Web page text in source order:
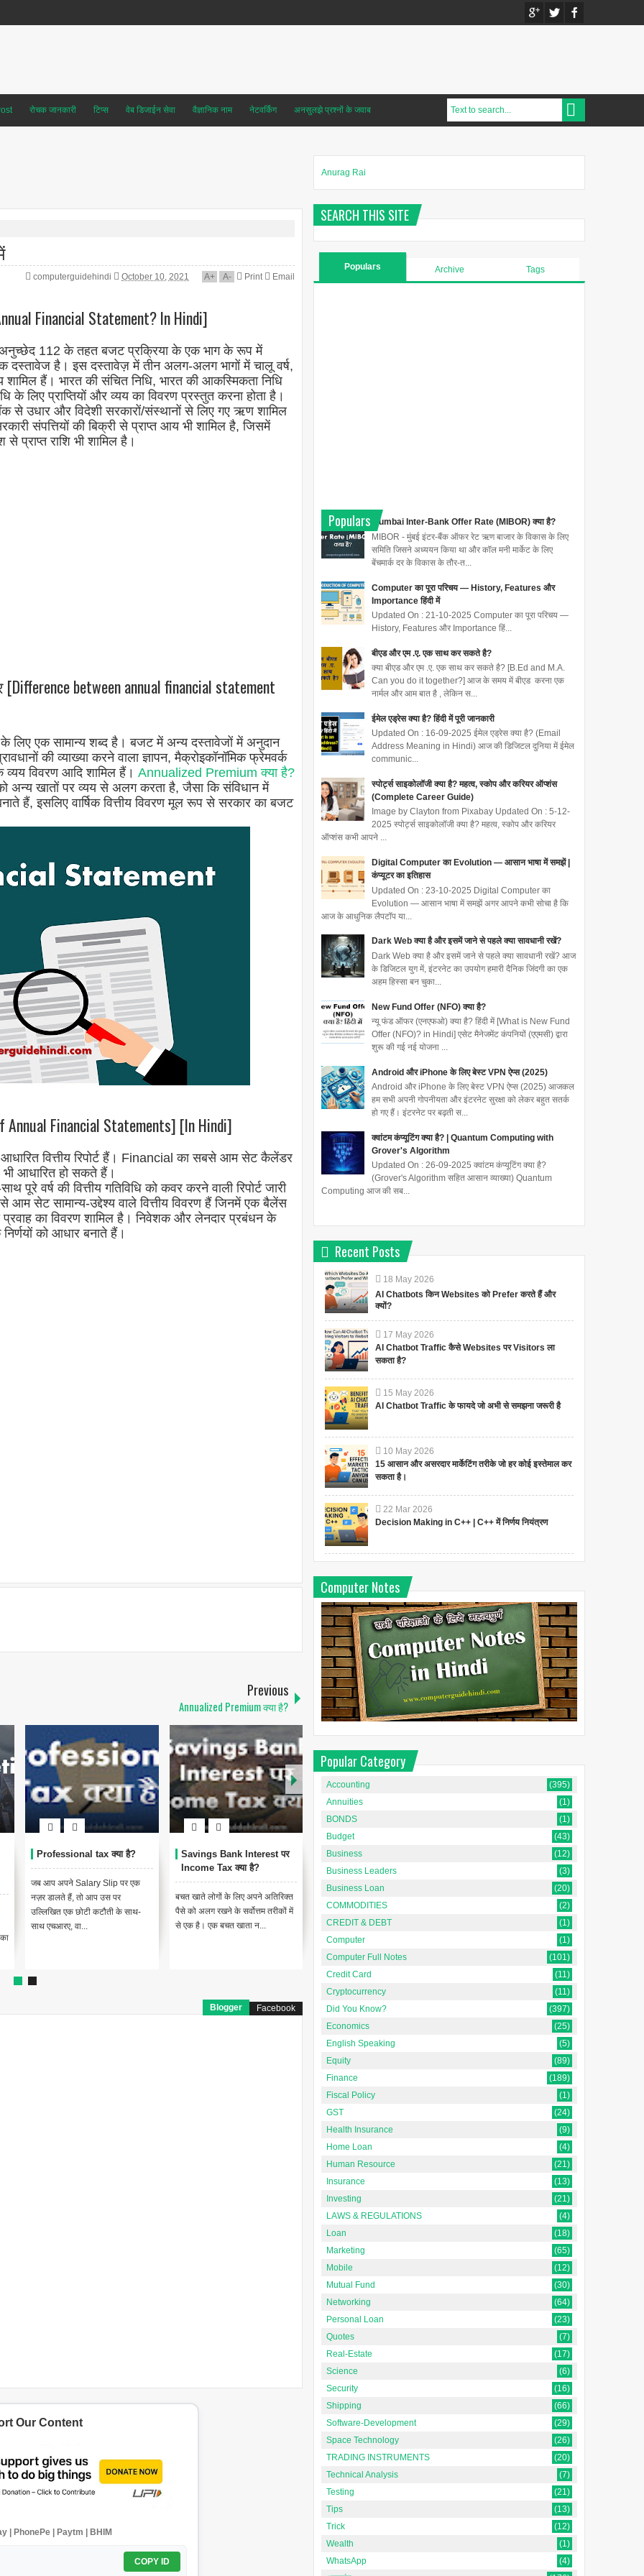
रोचक जानकारी टिप्स वेब डिजाईन सेवा वैज्ञानिक नाम नेटवर्किंग अनसुलझे प्रश्नों के जवाब
computerguidehindi October 10, 2021 A+ A- Print Email
Financial Statement? In Hindi]
112 के तहत बजट प्रक्रिया के एक भाग के रूप में
दस्तावेज है। इस दस्तावेज़ में तीन अलग-अलग भागों में चालू वर्ष,
शामिल हैं। भारत की संचित निधि, भारत की आकस्मिकता निधि
लिए प्राप्तियों और व्यय का विवरण प्रस्तुत करना होता है।
बैंक से उधार और विदेशी सरकारों/संस्थानों से लिए गए ऋण शामिल
संपत्तियों की बिक्री से प्राप्त आय भी शामिल है, जिसमें
प्राप्त राशि भी शामिल है।
between annual financial statement
के लिए एक सामान्य शब्द है। बजट में अन्य दस्तावेजों में अनुदान
की व्याख्या करने वाला ज्ञापन, मैक्रोइकॉनॉमिक फ्रेमवर्क
व्यय विवरण आदि शामिल हैं। Annualized Premium क्या है?
खातों पर व्यय से अलग करता है, जैसा कि संविधान में
हैं, इसलिए वार्षिक वित्तीय विवरण मूल रूप से सरकार का बजट
Annual Financial Statements] [In Hindi]
आधारित वित्तीय रिपोर्ट हैं। Financial का सबसे आम सेट कैलेंडर
भी आधारित हो सकते हैं।
वर्ष की वित्तीय गतिविधि को कवर करने वाली रिपोर्ट जारी
आम सेट सामान्य-उद्देश्य वाले वित्तीय विवरण हैं जिनमें एक बैलेंस
का विवरण शामिल है। निवेशक और लेनदार प्रबंधन के
को आधार बनाते हैं।
Previous
Annualized Premium क्या है?
में
Senior Citizens के Tax
Exemption लिये क्या है?
ऐसे कई तरीके हैं जिनसे एक वरिष्ठ
नागरिक अपनी आय अर्जित कर सकता
है। यह या तो पेंशन, बचत पर ब्याज,
Pensioners के लिए Income
tax क्या है?
Pensioner एक सेवानिवृत्त व्यक्ति है जो
अपना जीवन जीता है और अपने दिन-
प्रतिदिन के खर्चों को उसके द्वा...
Blogger Facebook
Our Content
| PhonePe | Paytm | BHIM
COPY ID
Anurag Rai
SEARCH THIS SITE
Populars Archive Tags
Populars
Mumbai Inter-Bank Offer Rate (MIBOR) क्या है?
MIBOR - मुंबई इंटर-बैंक ऑफर रेट ऋण बाजार के विकास के लिए
समिति जिसने अध्ययन किया था और कॉल मनी मार्केट के लिए
बेंचमार्क दर के विकास के तौर-त...
Computer का पूरा परिचय — History, Features और
Importance हिंदी में
Updated On : 21-10-2025 Computer का पूरा परिचय —
History, Features और Importance हिं...
बीएड और एम .ए. एक साथ कर सकते है?
क्या बीएड और एम .ए. एक साथ कर सकते है? [B.Ed and M.A.
Can you do it together?] आज के समय में बीएड करना एक
नार्मल और आम बात है , लेकिन स...
ईमेल एड्रेस क्या है? हिंदी में पूरी जानकारी
Updated On : 16-09-2025 ईमेल एड्रेस क्या है? (Email
Address Meaning in Hindi) आज की डिजिटल दुनिया में ईमेल
communic...
स्पोर्ट्स साइकोलॉजी क्या है? महत्व, स्कोप और करियर ऑप्शंस
(Complete Career Guide)
Image by Clayton from Pixabay Updated On : 5-12-
2025 स्पोर्ट्स साइकोलॉजी क्या है? महत्व, स्कोप और करियर
ऑप्शंस कभी आपने ...
Digital Computer का Evolution — आसान भाषा में समझें |
कंप्यूटर का इतिहास
Updated On : 23-10-2025 Digital Computer का
Evolution — आसान भाषा में समझें अगर आपने कभी सोचा है कि
आज के आधुनिक लैपटॉप या...
Dark Web क्या है और इसमें जाने से पहले क्या सावधानी रखें?
Dark Web क्या है और इसमें जाने से पहले क्या सावधानी रखें? आज
के डिजिटल युग में, इंटरनेट का उपयोग हमारी दैनिक जिंदगी का एक
अहम हिस्सा बन चुका...
New Fund Offer (NFO) क्या है?
न्यू फंड ऑफर (एनएफओ) क्या है? हिंदी में [What is New Fund
Offer (NFO)? in Hindi] एसेट मैनेजमेंट कंपनियों (एएमसी) द्वारा
शुरू की गई नई योजना ...
Android और iPhone के लिए बेस्ट VPN ऐप्स (2025)
Android और iPhone के लिए बेस्ट VPN ऐप्स (2025) आजकल
हम सभी अपनी गोपनीयता और इंटरनेट सुरक्षा को लेकर बहुत सतर्क
हो गए हैं। इंटरनेट पर बढ़ती स...
क्वांटम कंप्यूटिंग क्या है? | Quantum Computing with
Grover's Algorithm
Updated On : 26-09-2025 क्वांटम कंप्यूटिंग क्या है?
(Grover's Algorithm सहित आसान व्याख्या) Quantum
Computing आज की सब...
Recent Posts
18 May 2026
AI Chatbots किन Websites को Prefer करते हैं और
क्यों?
17 May 2026
AI Chatbot Traffic कैसे Websites पर Visitors ला
सकता है?
15 May 2026
AI Chatbot Traffic के फायदे जो अभी से समझना जरूरी है
10 May 2026
15 आसान और असरदार मार्केटिंग तरीके जो हर कोई इस्तेमाल कर
सकता है।
22 Mar 2026
Decision Making in C++ | C++ में निर्णय नियंत्रण
Computer Notes
Popular Category
Accounting
(395)
Annuities
(1)
BONDS
(1)
Budget
(43)
Business
(12)
Business Leaders
(3)
Business Loan
(20)
COMMODITIES
(2)
CREDIT & DEBT
(1)
Computer
(1)
Computer Full Notes
(101)
Credit Card
(11)
Cryptocurrency
(11)
Did You Know?
(397)
Economics
(25)
English Speaking
(5)
Equity
(89)
Finance
(189)
Fiscal Policy
(1)
GST
(24)
Health Insurance
(9)
Home Loan
(4)
Human Resource
(21)
Insurance
(13)
Investing
(21)
LAWS & REGULATIONS
(4)
Loan
(18)
Marketing
(65)
Mobile
(12)
Mutual Fund
(30)
Networking
(64)
Personal Loan
(23)
Quotes
(7)
Real-Estate
(17)
Science
(6)
Security
(16)
Shipping
(66)
Software-Development
(29)
Space Technology
(26)
TRADING INSTRUMENTS
(20)
Technical Analysis
(7)
Testing
(21)
Tips
(13)
Trick
(12)
Wealth
(1)
WhatsApp
(4)